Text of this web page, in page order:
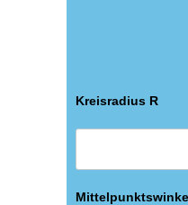
Kreisradius R